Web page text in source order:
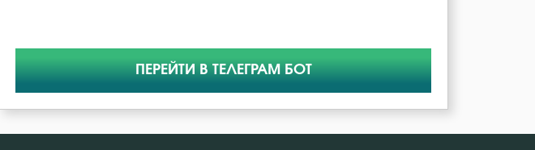
ПЕРЕЙТИ В ТЕЛЕГРАМ БОТ